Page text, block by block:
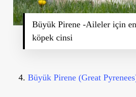
Büyük Pirene -Aileler için
köpek cinsi
Büyük Pirene (Great